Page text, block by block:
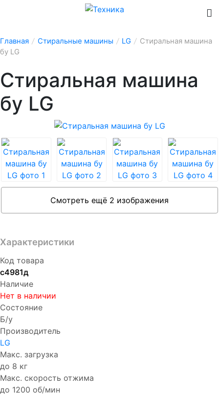
Главная / Стиральные машины / LG / Стиральная машина
бу LG
Стиральная машина
бу LG
Смотреть ещё 2 изображения
Характеристики
Код товара
с4981д
Наличие
Нет в наличии
Состояние
Б/у
Производитель
LG
Макс. загрузка
до 8 кг
Макс. скорость отжима
до 1200 об/мин